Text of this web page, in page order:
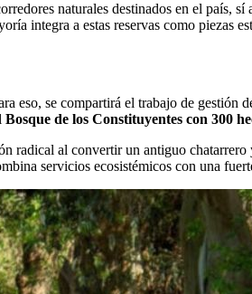
naturales destinados en el país, sí
integra a estas reservas como piezas
eso, se compartirá el trabajo de gestión
Bosque de los Constituyentes con 300
radical al convertir un antiguo
servicios ecosistémicos con una